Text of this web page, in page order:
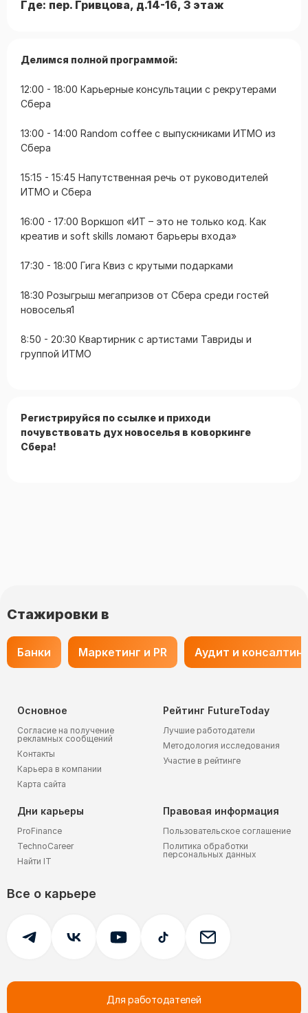
Где: пер. Гривцова, д.14-16, 3 этаж
Делимся полной программой:
12:00 - 18:00 Карьерные консультации с рекрутерами
Сбера
13:00 - 14:00 Random coffee с выпускниками ИТМО из
Сбера
15:15 - 15:45 Напутственная речь от руководителей
ИТМО и Сбера
16:00 - 17:00 Воркшоп «ИТ – это не только код. Как
креатив и soft skills ломают барьеры входа»
17:30 - 18:00 Гига Квиз с крутыми подарками
18:30 Розыгрыш мегапризов от Сбера среди гостей
новоселья1
8:50 - 20:30 Квартирник с артистами Тавриды и
группой ИТМО
Регистрируйся по ссылке и приходи
почувствовать дух новоселья в коворкинге
Сбера!
Стажировки в
Банки Маркетинг и PR Аудит и консалтинг
Для работодателей
Все о карьере
Основное
Согласие на получение
рекламных сообщений
Контакты
Карьера в компании
Карта сайта
Рейтинг FutureToday
Лучшие работодатели
Методология исследования
Участие в рейтинге
Дни карьеры
ProFinance
TechnoCareer
Найти IT
Правовая информация
Пользовательское соглашение
Политика обработки
персональных данных